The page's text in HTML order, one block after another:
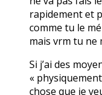
rapidement et
comme tu le
mais vrm tu ne
Si j’ai des
«
chose que je